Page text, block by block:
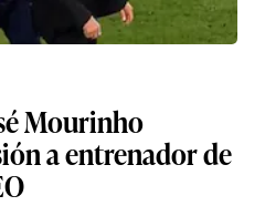
Mourinho
a entrenador de